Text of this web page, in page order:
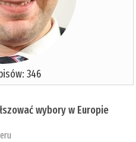
346
wybory w Europie